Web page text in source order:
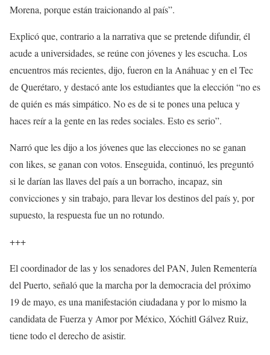
Morena, porque están traicionando al país”.
Explicó que, contrario a la narrativa que se pretende difundir, él
acude a universidades, se reúne con jóvenes y les escucha. Los
encuentros más recientes, dijo, fueron en la Anáhuac y en el Tec
de Querétaro, y destacó ante los estudiantes que la elección “no es
de quién es más simpático. No es de si te pones una peluca y
haces reír a la gente en las redes sociales. Esto es serio”.
Narró que les dijo a los jóvenes que las elecciones no se ganan
con likes, se ganan con votos. Enseguida, continuó, les preguntó
si le darían las llaves del país a un borracho, incapaz, sin
convicciones y sin trabajo, para llevar los destinos del país y, por
supuesto, la respuesta fue un no rotundo.
+++
El coordinador de las y los senadores del PAN, Julen Rementería
del Puerto, señaló que la marcha por la democracia del próximo
19 de mayo, es una manifestación ciudadana y por lo mismo la
candidata de Fuerza y Amor por México, Xóchitl Gálvez Ruiz,
tiene todo el derecho de asistir.